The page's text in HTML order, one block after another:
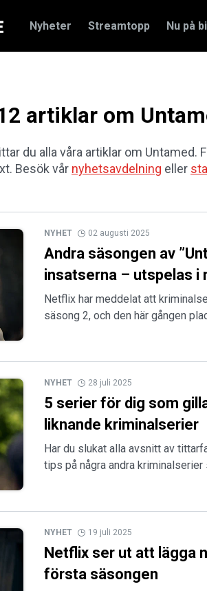
Nyheter Streamtopp Nu på
artiklar om
du alla våra artiklar om Untamed.
Besök vår nyhetsavdelning eller
NYHET 02 augusti 2025
Andra säsongen av
insatserna – utspelas i
Netflix har meddelat att
säsong 2, och den här gången
NYHET 28 juli 2025
5 serier för dig som
liknande kriminalserier
Har du slukat alla avsnitt av
tips på några andra
NYHET 19 juli 2025
Netflix ser ut att lägga
första säsongen